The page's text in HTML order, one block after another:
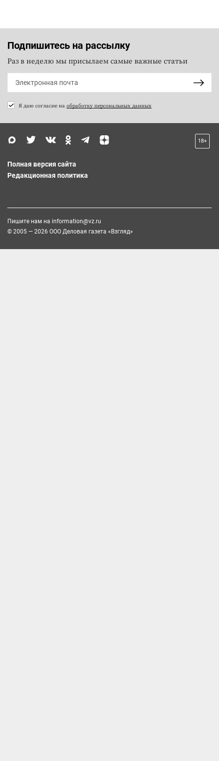
Подпишитесь на рассылку
Раз в неделю мы присылаем самые важные статьи
Я даю согласие на обработку персональных данных
18+
Полная версия сайта
Редакционная политика
Пишите нам на information@vz.ru
© 2005 — 2026 ООО Деловая газета «Взгляд»